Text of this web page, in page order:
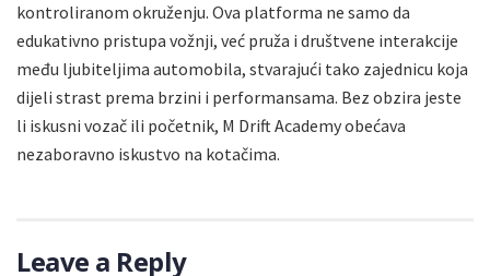
kontroliranom okruženju. Ova platforma ne samo da
edukativno pristupa vožnji, već pruža i društvene interakcije
među ljubiteljima automobila, stvarajući tako zajednicu koja
dijeli strast prema brzini i performansama. Bez obzira jeste
li iskusni vozač ili početnik, M Drift Academy obećava
nezaboravno iskustvo na kotačima.
Leave a Reply